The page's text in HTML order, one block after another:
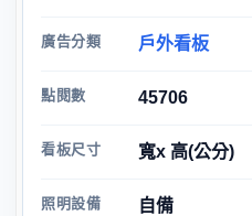
廣告分類 戶外看板
點閱數 45706
看板尺寸 寬x 高(公分)
照明設備 自備